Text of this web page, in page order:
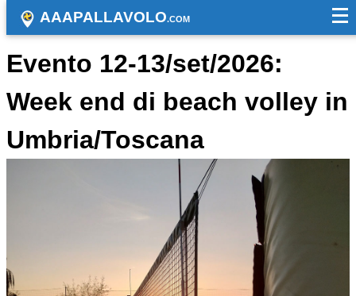
AAAPALLAVOLO.COM
Evento 12-13/set/2026:
Week end di beach volley in
Umbria/Toscana